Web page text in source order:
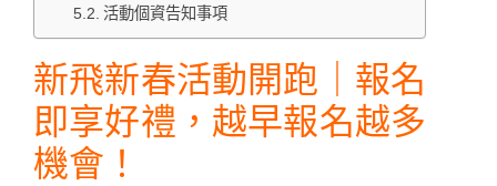
活動個資告知事項
新飛新春活動開跑｜報名
即享好禮，越早報名越多
機會！